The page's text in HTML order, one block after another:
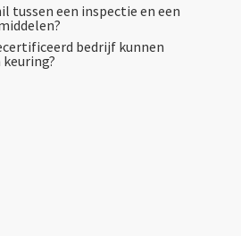
tussen een inspectie en een
bedrijf kunnen